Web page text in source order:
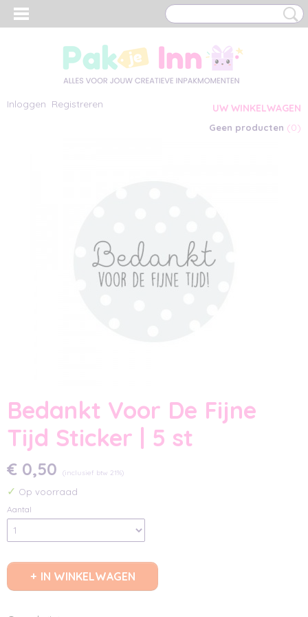
Inloggen Registreren UW WINKELWAGEN
Geen producten (0)
Bedankt Voor De Fijne
Tijd Sticker | 5 st
€ 0,50 (inclusief btw 21%)
✓ Op voorraad
Aantal
IN WINKELWAGEN